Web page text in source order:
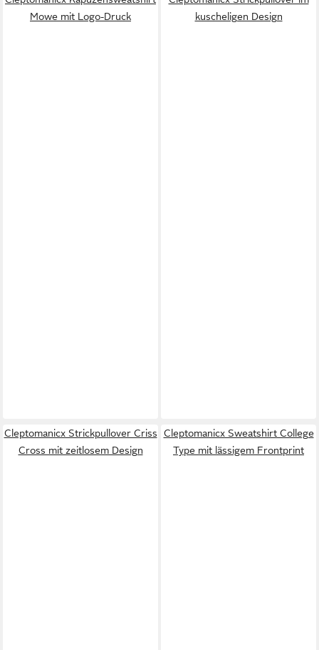
Mowe mit Logo-Druck
kuscheligen Design
Cleptomanicx Strickpullover Criss
Cross mit zeitlosem Design
Cleptomanicx Sweatshirt College
Type mit lässigem Frontprint